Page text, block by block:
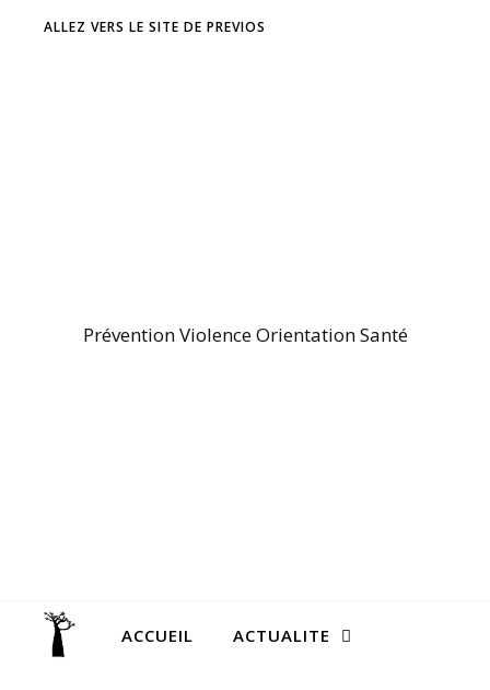
ALLEZ VERS LE SITE DE PREVIOS
Prévention Violence Orientation Santé
ACCUEIL ACTUALITE